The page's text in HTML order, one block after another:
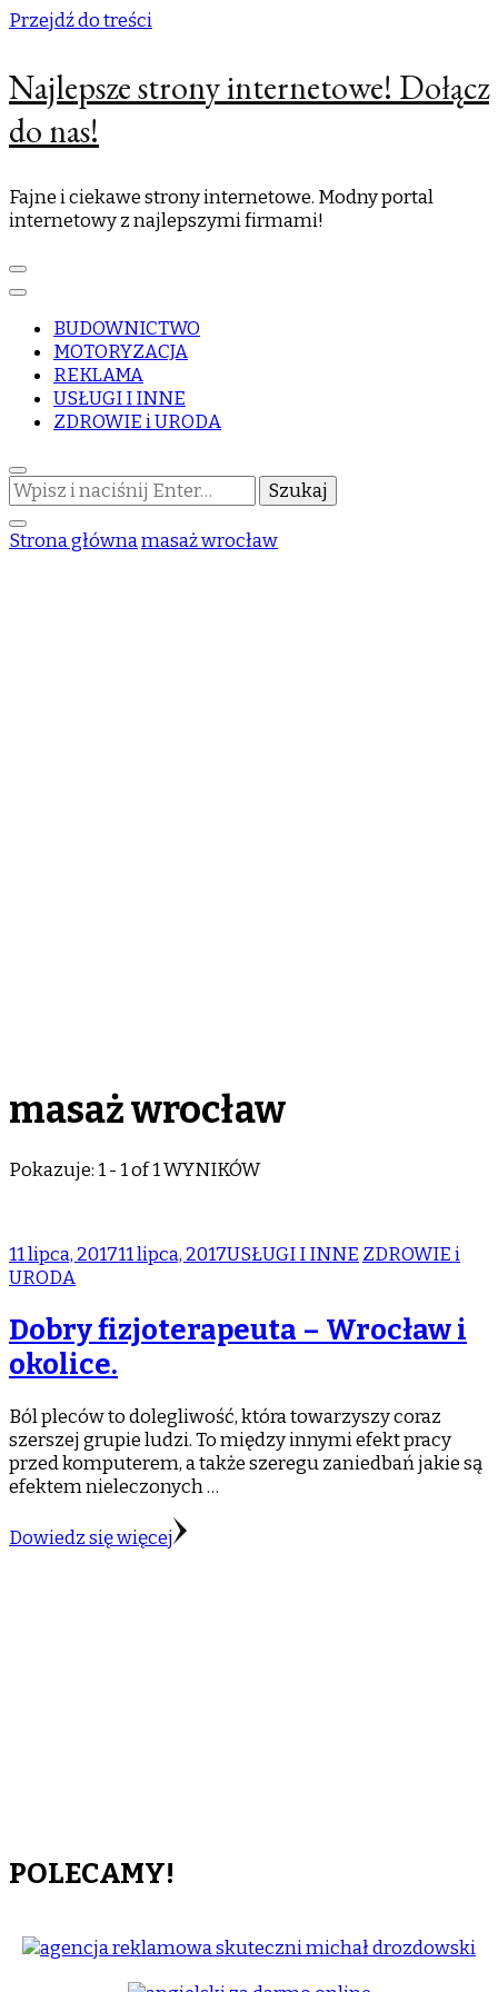
Przejdź do treści
Najlepsze strony internetowe! Dołącz
do nas!
Fajne i ciekawe strony internetowe. Modny portal
internetowy z najlepszymi firmami!
BUDOWNICTWO
MOTORYZACJA
REKLAMA
USŁUGI I INNE
ZDROWIE i URODA
Szukasz
czegoś?
Strona głównamasaż wrocław
masaż wrocław
Pokazuje: 1 - 1 of 1 WYNIKÓW
11 lipca, 201711 lipca, 2017USŁUGI I INNE ZDROWIE i
URODA
Dobry fizjoterapeuta – Wrocław i
okolice.
Ból pleców to dolegliwość, która towarzyszy coraz
szerszej grupie ludzi. To między innymi efekt pracy
przed komputerem, a także szeregu zaniedbań jakie są
efektem nieleczonych …
Dowiedz się więcej
POLECAMY!